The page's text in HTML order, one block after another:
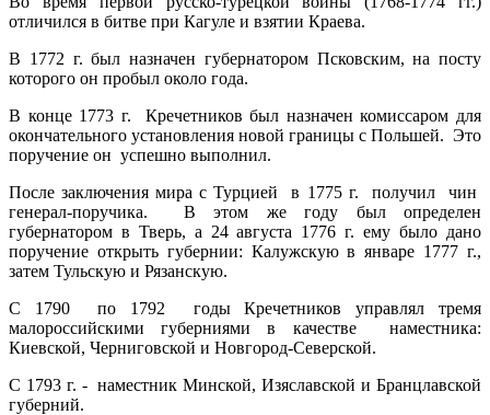
отличился в битве при Кагуле и взятии Краева.
В 1772 г. был назначен губернатором Псковским, на посту
которого он пробыл около года.
В конце 1773 г. Кречетников был назначен комиссаром для
окончательного установления новой границы с Польшей. Это
поручение он успешно выполнил.
После заключения мира с Турцией в 1775 г. получил чин
генерал-поручика. В этом же году был определен
губернатором в Тверь, а 24 августа 1776 г. ему было дано
поручение открыть губернии: Калужскую в январе 1777 г.,
затем Тульскую и Рязанскую.
С 1790 по 1792 годы Кречетников управлял тремя
малороссийскими губерниями в качестве наместника:
Киевской, Черниговской и Новгород-Северской.
С 1793 г. - наместник Минской, Изяславской и Бранцлавской
губерний.